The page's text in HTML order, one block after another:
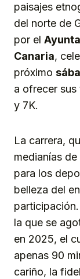
paisajes
del norte de
por el
Canaria,
próximo
a ofrecer sus
y 7K.
La carrera,
medianías
para los
belleza del
la que se
en 2025, el
apenas 90
cariño, la